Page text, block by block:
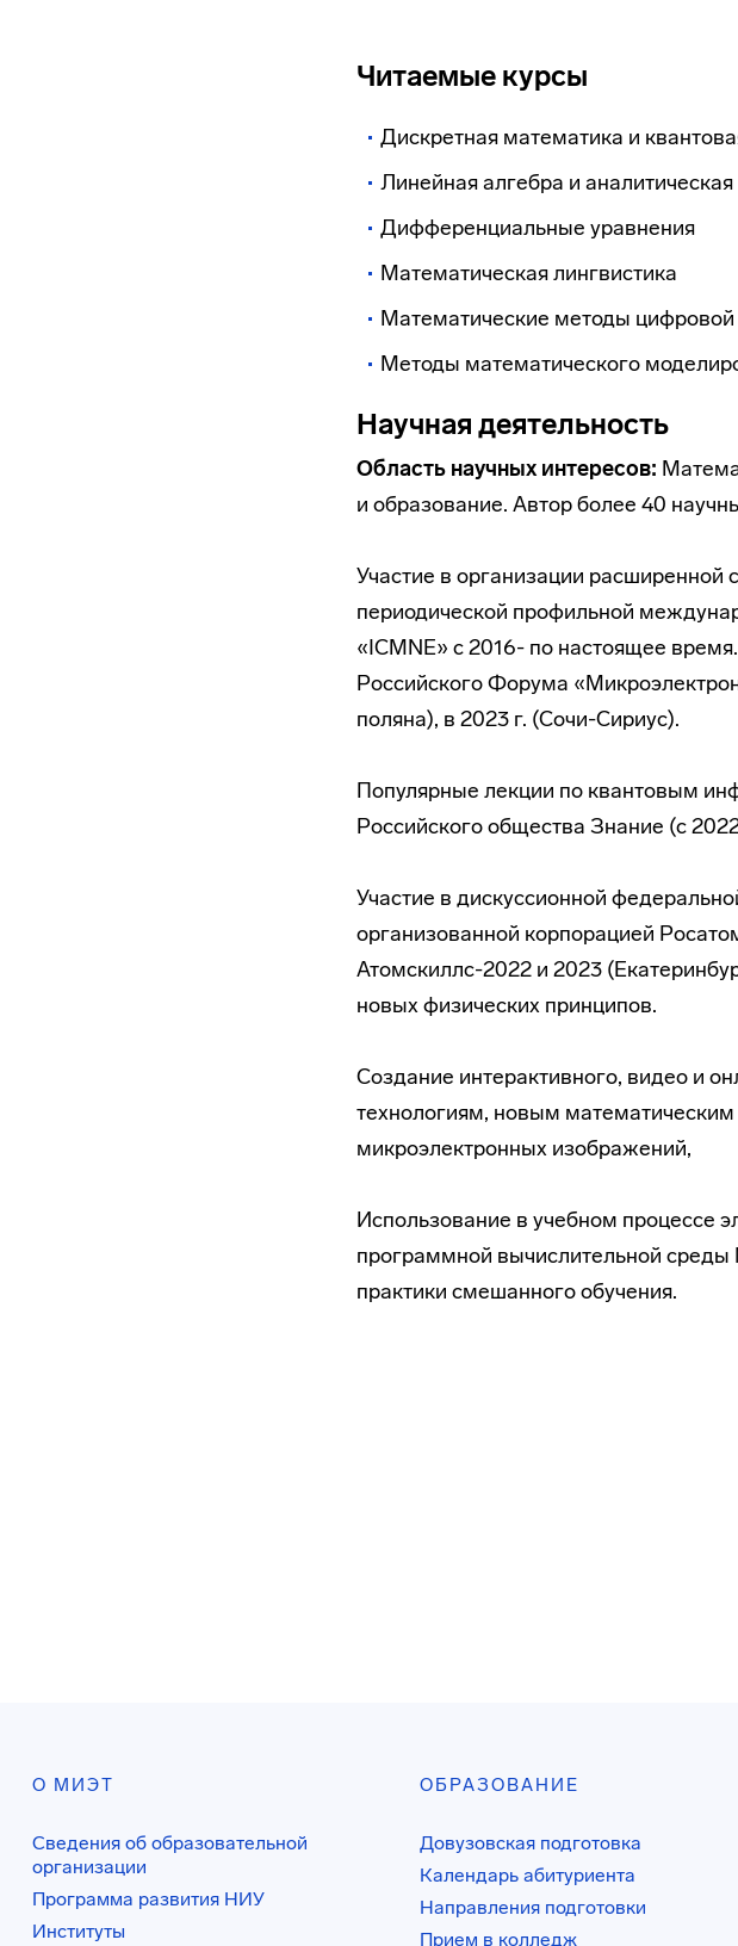
Читаемые курсы
Дискретная математика и
Линейная алгебра и
Дифференциальные уравнения
Математическая лингвистика
Математические методы цифровой
Методы математического
Научная деятельность
Область научных интересов:
и образование. Автор более 40
Участие в организации расширенной
периодической профильной
«ICMNE» с 2016- по настоящее
Российского Форума
поляна), в 2023 г. (Сочи-Сириус).
Популярные лекции по квантовым
Российского общества Знание (с
Участие в дискуссионной
организованной корпорацией
Атомскиллс-2022 и 2023
новых физических принципов.
Создание интерактивного, видео и
технологиям, новым
микроэлектронных изображений,
Использование в учебном процессе
программной вычислительной
практики смешанного обучения.
О МИЭТ
Сведения об образовательной
организации
Программа развития НИУ
Институты
ОБРАЗОВАНИЕ
Довузовская подготовка
Календарь абитуриента
Направления подготовки
Прием в колледж